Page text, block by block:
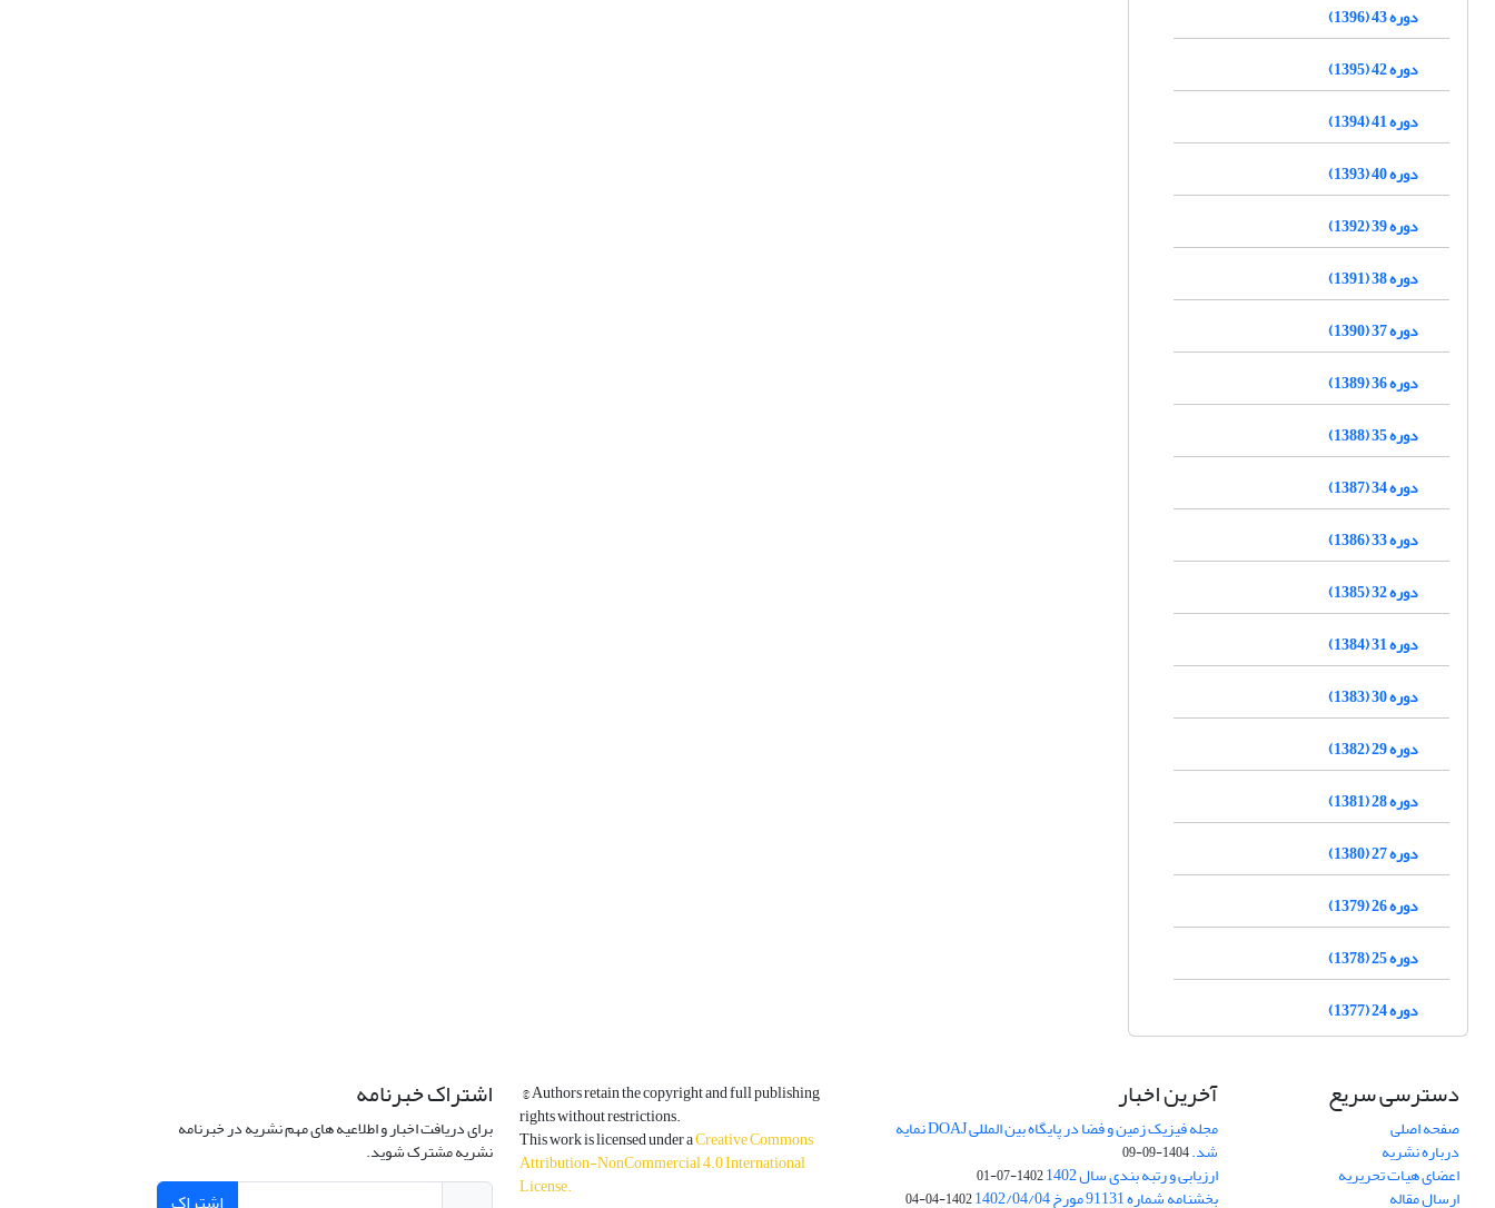
دوره 43 (1396)
دوره 42 (1395)
دوره 41 (1394)
دوره 40 (1393)
دوره 39 (1392)
دوره 38 (1391)
دوره 37 (1390)
دوره 36 (1389)
دوره 35 (1388)
دوره 34 (1387)
دوره 33 (1386)
دوره 32 (1385)
دوره 31 (1384)
دوره 30 (1383)
دوره 29 (1382)
دوره 28 (1381)
دوره 27 (1380)
دوره 26 (1379)
دوره 25 (1378)
دوره 24 (1377)
دسترسی سریع
صفحه اصلی
درباره نشریه
اعضای هیات تحریریه
ارسال مقاله
آخرین اخبار
مجله فیزیک زمین و فضا در پایگاه بین المللی DOAJ نمایه
شد.1404-09-09
ارزیابی و رتبه بندی سال 1402 1402-07-01
بخشنامه شماره 91131 مورخ 1402/04/04 1402-04-04
© Authors retain the copyright and full publishing
rights without restrictions.
This work is licensed under aCreative Commons
Attribution-NonCommercial 4.0 International
License.
اشتراک خبرنامه
برای دریافت اخبار و اطلاعیه های مهم نشریه در خبرنامه
نشریه مشترک شوید.